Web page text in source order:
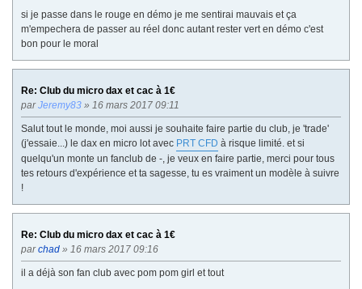
si je passe dans le rouge en démo je me sentirai mauvais et ça
m'empechera de passer au réel donc autant rester vert en démo c'est
bon pour le moral
Re: Club du micro dax et cac à 1€
parJeremy83 » 16 mars 2017 09:11
Salut tout le monde, moi aussi je souhaite faire partie du club, je 'trade'
(j'essaie...) le dax en micro lot avec PRT CFD à risque limité. et si
quelqu'un monte un fanclub de -, je veux en faire partie, merci pour tous
tes retours d'expérience et ta sagesse, tu es vraiment un modèle à suivre
!
Re: Club du micro dax et cac à 1€
parchad » 16 mars 2017 09:16
il a déjà son fan club avec pom pom girl et tout